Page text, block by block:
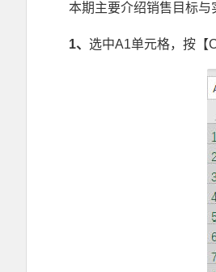
本期主要介绍销售目标与
1、 选中A1单元格，按【